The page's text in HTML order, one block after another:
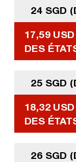
24 SGD
17,59
DES
25 SGD
18,32
DES
26 SGD